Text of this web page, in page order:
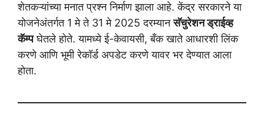
शेतकऱ्यांच्या मनात प्रश्न निर्माण झाला आहे. केंद्र सरकारने या
योजनेअंतर्गत 1 मे ते 31 मे 2025 दरम्यानसॅचुरेशन ड्राईव्ह
कॅम्पघेतले होते. यामध्ये ई-केवायसी, बँक खाते आधारशी लिंक
करणे आणि भूमी रेकॉर्ड अपडेट करणे यावर भर देण्यात आला
होता.